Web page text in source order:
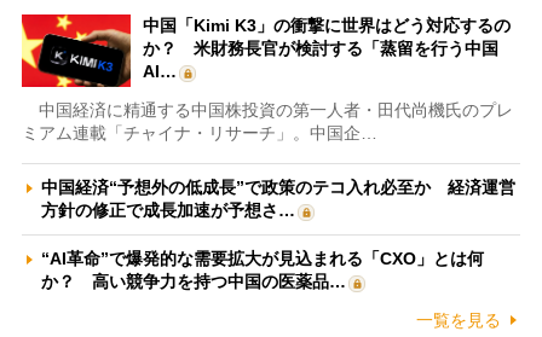
中国「Kimi K3」の衝撃に世界はどう対応するの
か？ 米財務長官が検討する「蒸留を行う中国
AI…
中国経済に精通する中国株投資の第一人者・田代尚機氏のプレ
ミアム連載「チャイナ・リサーチ」。中国企…
中国経済“予想外の低成長”で政策のテコ入れ必至か 経済運営
方針の修正で成長加速が予想さ…
“AI革命”で爆発的な需要拡大が見込まれる「CXO」とは何
か？ 高い競争力を持つ中国の医薬品…
一覧を見る